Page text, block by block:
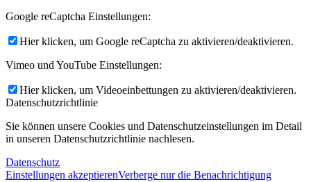
Google reCaptcha Einstellungen:
Hier klicken, um Google reCaptcha zu aktivieren/deaktivieren.
Vimeo und YouTube Einstellungen:
Hier klicken, um Videoeinbettungen zu aktivieren/deaktivieren.
Datenschutzrichtlinie
Sie können unsere Cookies und Datenschutzeinstellungen im Detail
in unseren Datenschutzrichtlinie nachlesen.
Datenschutz
Einstellungen akzeptierenVerberge nur die Benachrichtigung